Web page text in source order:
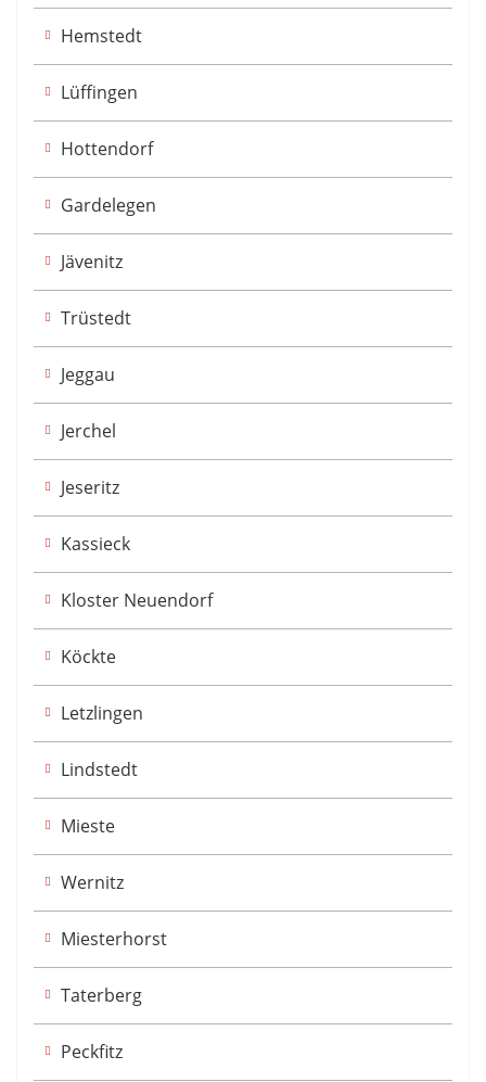
Hemstedt
Lüffingen
Hottendorf
Gardelegen
Jävenitz
Trüstedt
Jeggau
Jerchel
Jeseritz
Kassieck
Kloster Neuendorf
Köckte
Letzlingen
Lindstedt
Mieste
Wernitz
Miesterhorst
Taterberg
Peckfitz